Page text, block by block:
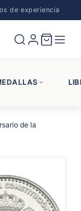
de experiencia
de la